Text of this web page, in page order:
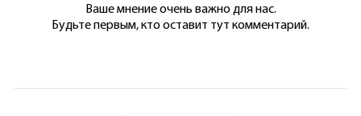
Ваше мнение очень важно для нас.
Будьте первым, кто оставит тут комментарий.